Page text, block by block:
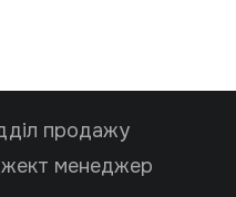
продажу
менеджер